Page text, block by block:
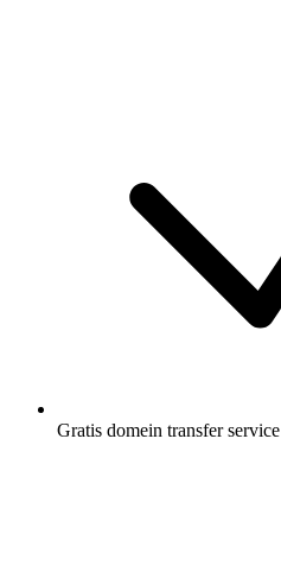
Gratis domein transfer service